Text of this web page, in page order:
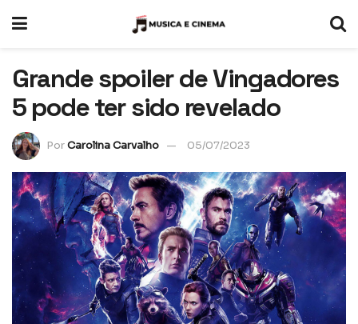
Grande spoiler de Vingadores
5 pode ter sido revelado
PorCarolina Carvalho 05/07/2023